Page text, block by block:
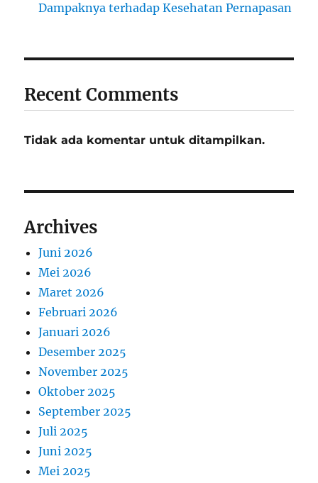
Dampaknya terhadap Kesehatan Pernapasan
Recent Comments
Tidak ada komentar untuk ditampilkan.
Archives
Juni 2026
Mei 2026
Maret 2026
Februari 2026
Januari 2026
Desember 2025
November 2025
Oktober 2025
September 2025
Juli 2025
Juni 2025
Mei 2025